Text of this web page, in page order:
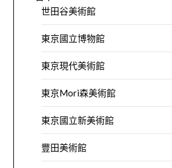
世田谷美術館
東京國立博物館
東京現代美術館
東京Mori森美術館
東京國立新美術館
豐田美術館